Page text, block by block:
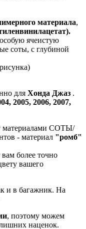
материала,
ячеистую
соты, с глубиной
для Хонда Джаз .
2005, 2006, 2007,
материалами СОТЫ/
- материал "ромб"
более точно
вашего
и в багажник. На
, поэтому можем
наценок.